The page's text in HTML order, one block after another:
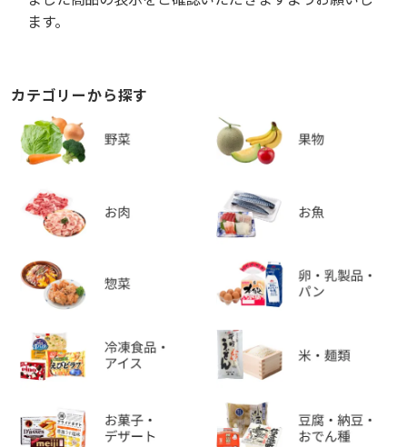
ます。
カテゴリーから探す